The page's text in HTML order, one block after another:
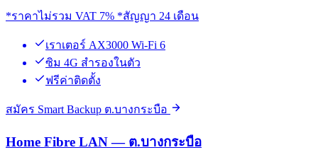
*ราคาไม่รวม VAT 7% *สัญญา 24 เดือน
เราเตอร์ AX3000 Wi-Fi 6
ซิม 4G สำรองในตัว
ฟรีค่าติดตั้ง
สมัคร Smart Backup ต.บางกระบือ
Home Fibre LAN — ต.บางกระบือ